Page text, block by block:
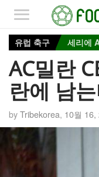
유럽 축구 세리에
AC밀란
란에 남
byTribekorea, 10월 16,